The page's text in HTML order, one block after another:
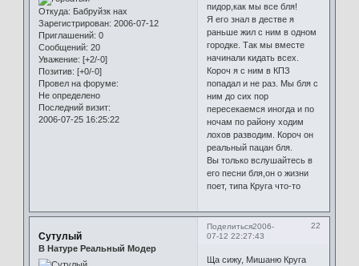
Откуда: Бабруйзк нах
Зарегистрирован: 2006-07-12
Приглашений: 0
Сообщений: 20
Уважение: [+2/-0]
Позитив: [+0/-0]
Провел на форуме:
Не определено
Последний визит:
2006-07-25 16:25:22
пидор,как мы все бля!
Я его знал в дестве я
раньше жил с ним в одном
городке. Так мы вместе
начинали кидать всех.
Короч я с ним в КПЗ
попадал и не раз. Мы бля с
ним до сих пор
пересекаемся иногда и по
ночам по району ходим
лохов разводим. Короч он
реальный пацан бля.
Вы только вслушайтесь в
его песни бля,он о жизни
поет, типа Круга что-то
Поделиться 22
2006-
07-12 22:27:43
Сутулый
В Натуре Реальный Модер
Ща сижу, Мишаню Круга